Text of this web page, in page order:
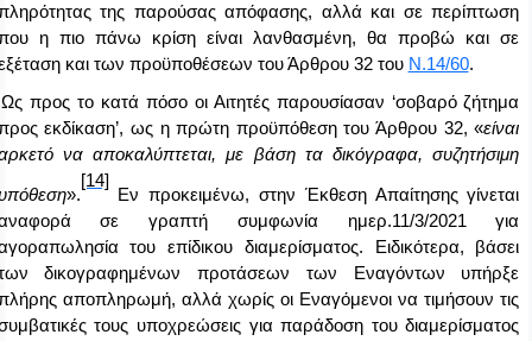
της παρούσας απόφασης, αλλά και σε περίπτωση
η πιο πάνω κρίση είναι λανθασμένη, θα προβώ και σε
και των προϋποθέσεων του Άρθρου 32 του Ν.14/60.
Ως προς το κατά πόσο οι Αιτητές παρουσίασαν ‘σοβαρό ζήτημα
εκδίκαση’, ως η πρώτη προϋπόθεση του Άρθρου 32, «είναι
να αποκαλύπτεται, με βάση τα δικόγραφα, συζητήσιμη
».
[14]
Εν προκειμένω, στην Έκθεση Απαίτησης γίνεται
σε γραπτή συμφωνία ημερ.11/3/2021 για
του επίδικου διαμερίσματος. Ειδικότερα, βάσει
δικογραφημένων προτάσεων των Εναγόντων υπήρξε
αποπληρωμή, αλλά χωρίς οι Εναγόμενοι να τιμήσουν τις
τους υποχρεώσεις για παράδοση του διαμερίσματος